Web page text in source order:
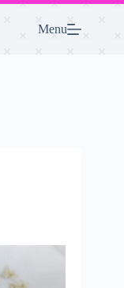
Menu